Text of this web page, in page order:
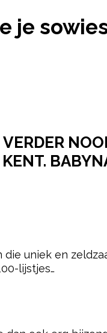
je
uniek en
lijstjes…